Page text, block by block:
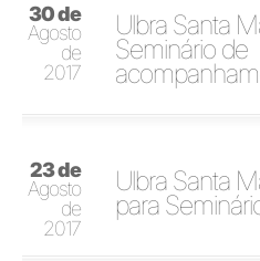
30 de
Agosto
de
2017
Ulbra Santa
Seminário de
23 de
Agosto
de
2017
Ulbra Santa
para